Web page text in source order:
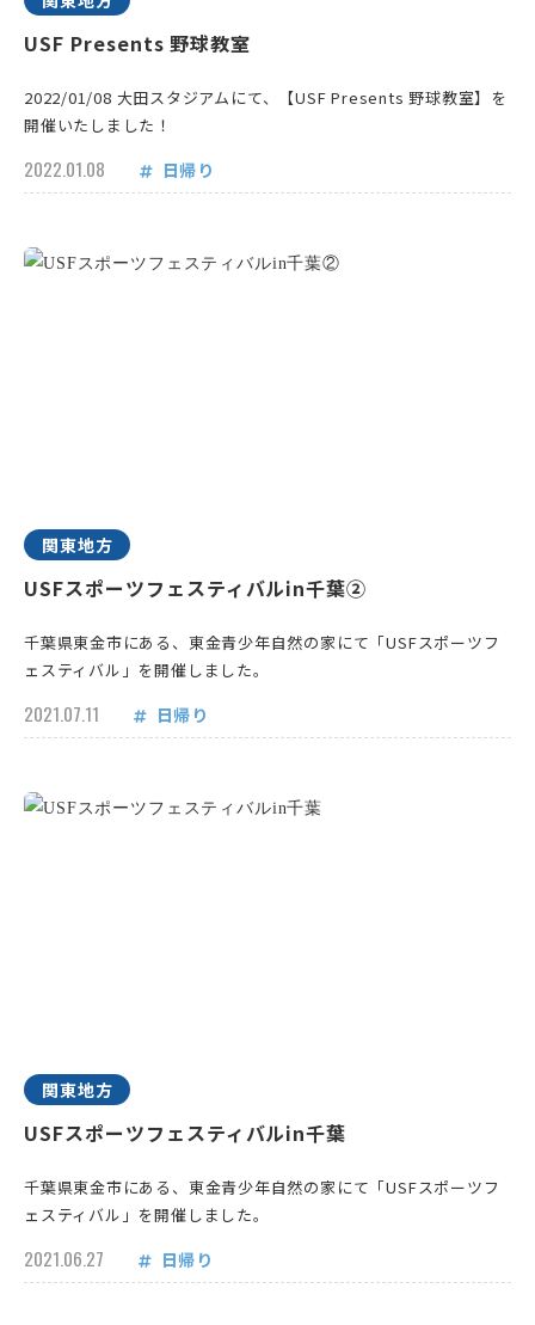
USF Presents 野球教室
2022/01/08 大田スタジアムにて、【USF Presents 野球教室】を
開催いたしました！
2022.01.08 日帰り
関東地方
USFスポーツフェスティバルin千葉②
千葉県東金市にある、東金青少年自然の家にて「USFスポーツフ
ェスティバル」を開催しました。
2021.07.11 日帰り
関東地方
USFスポーツフェスティバルin千葉
千葉県東金市にある、東金青少年自然の家にて「USFスポーツフ
ェスティバル」を開催しました。
2021.06.27 日帰り